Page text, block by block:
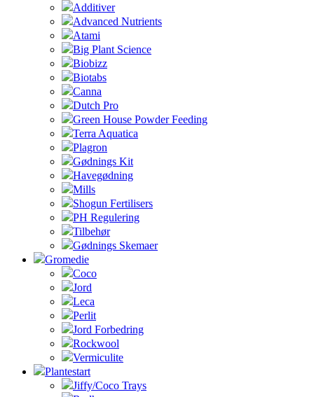
Additiver
Advanced Nutrients
Atami
Big Plant Science
Biobizz
Biotabs
Canna
Dutch Pro
Green House Powder Feeding
Terra Aquatica
Plagron
Gødnings Kit
Havegødning
Mills
Shogun Fertilisers
PH Regulering
Tilbehør
Gødnings Skemaer
Gromedie
Coco
Jord
Leca
Perlit
Jord Forbedring
Rockwool
Vermiculite
Plantestart
Jiffy/Coco Trays